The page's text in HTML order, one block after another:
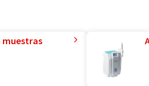
muestras